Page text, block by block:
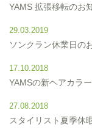
YAMS 拡張移転のお
29.03.2019
ソンクラン休業日の
17.10.2018
YAMSの新ヘアカラ
27.08.2018
スタイリスト夏季休